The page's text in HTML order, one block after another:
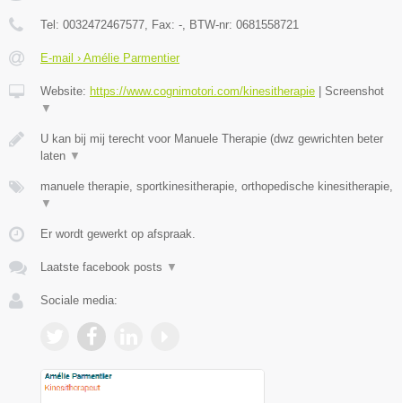
Tel: 0032472467577, Fax: -, BTW-nr: 0681558721
E-mail › Amélie Parmentier
Website: https://www.cognimotori.com/kinesitherapie
Screenshot
▼
U kan bij mij terecht voor Manuele Therapie (dwz gewrichten beter
laten ▼
manuele therapie, sportkinesitherapie, orthopedische kinesitherapie,
▼
Er wordt gewerkt op afspraak.
Laatste facebook posts ▼
Sociale media: